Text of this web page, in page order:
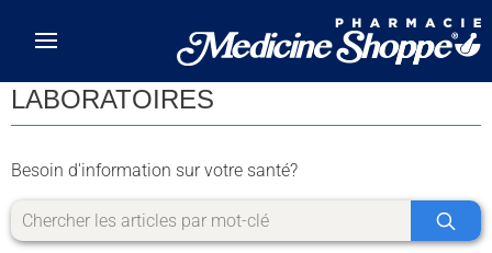
LABORATOIRES
Besoin d'information sur votre santé?